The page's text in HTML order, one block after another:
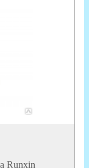
Runxin